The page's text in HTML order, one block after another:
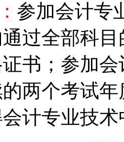
参加会计专
过全部科
书；参加
两个考试
计专业技